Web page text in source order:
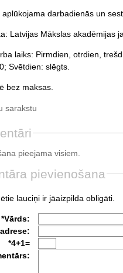
darbadienās un
Latvijas Mākslas akadēmijas
laiks: Pirmdien, otrdien,
Svētdien: slēgts.
bez maksas.
sarakstu
pieejama visiem.
pievienošana
lauciņi ir jāaizpilda obligāti.
*Vārds:
*4+1=